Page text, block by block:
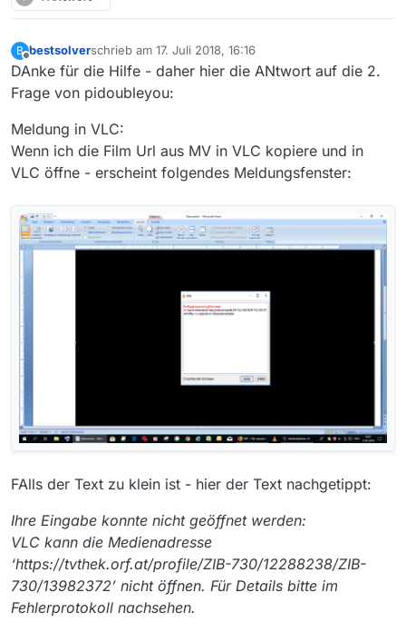
Aber ich glaube die Errormeldung aus a) könnte DIr
die benötigte INfo zu einer LÖsung des Problemes
geben.
Nochmals vielen Dank.
B
Offline
bestsolverschrieb am 17. Juli 2018, 16:16
zuletzt editiert von
DAnke für die Hilfe - daher hier die ANtwort auf die 2.
Frage von pidoubleyou:
Meldung in VLC:
Wenn ich die Film Url aus MV in VLC kopiere und in
VLC öffne - erscheint folgendes Meldungsfenster:
FAlls der Text zu klein ist - hier der Text nachgetippt:
Ihre Eingabe konnte nicht geöffnet werden:
VLC kann die Medienadresse
‘https://tvthek.orf.at/profile/ZIB-730/12288238/ZIB-
730/13982372’ nicht öffnen. Für Details bitte im
Fehlerprotokoll nachsehen.